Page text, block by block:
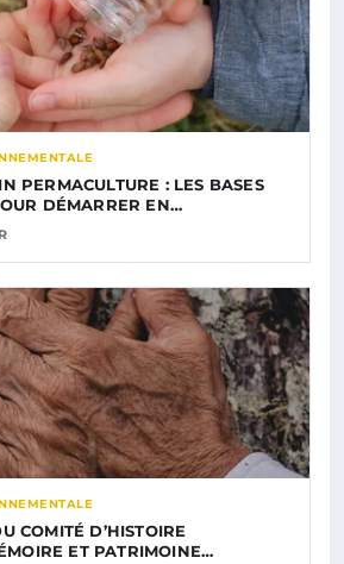
PERMACULTURE : LES BASES
DÉMARRER EN…
COMITÉ D’HISTOIRE
ET PATRIMOINE…